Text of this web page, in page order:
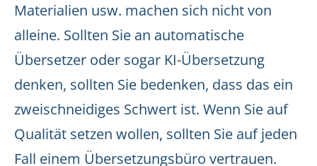
Materialien usw. machen sich nicht von
alleine. Sollten Sie an automatische
Übersetzer oder sogar KI-Übersetzung
denken, sollten Sie bedenken, dass das ein
zweischneidiges Schwert ist. Wenn Sie auf
Qualität setzen wollen, sollten Sie auf jeden
Fall einem Übersetzungsbüro vertrauen.